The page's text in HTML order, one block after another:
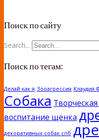
Поиск по сайту
Search...
Поиск по тегам:
Делай как я Зооагрессия Клаудия
Собака
воспитание щенка
декоративных собак спб